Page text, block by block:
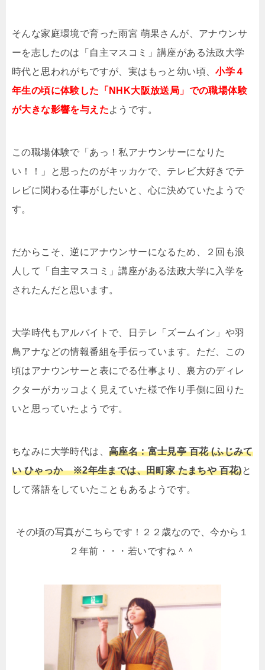
そんな家庭環境で育った雨宮 萌果さんが、アナウンサ
ーを志したのは「自主マスコミ」講座がある法政大学
時代と思われがちですが、実はもっと幼い頃、小学４
年生の頃に体験した「NHK大阪放送局」での職場体験
が大きな影響を与えたようです。
この職場体験で「あっ！私アナウンサーになりた
い！！」と思ったのがキッカケで、テレビ大好きでテ
レビに関わる仕事がしたいと、心に決めていたようで
す。
だからこそ、逆にアナウンサーになるため、２回も浪
人して「自主マスコミ」講座がある法政大学に入学を
されたんだと思います。
大学時代もアルバイトで、日テレ「ズームイン」や羽
鳥アナなどの情報番組を手伝っています。ただ、この
頃はアナウンサーと表にでる仕事より、裏方のディレ
クターがカッコよく見えていた様で作り手側に回りた
いと思っていたようです。
ちなみに大学時代は、 高座名：富士見亭 百花 (ふじみて
い ひゃっか ※2年生までは、田町家 たまちや 百花)と
して落語をしていたこともあるようです。
その頃の写真がこちらです！２２歳なので、今から１
２年前・・・若いですね＾＾